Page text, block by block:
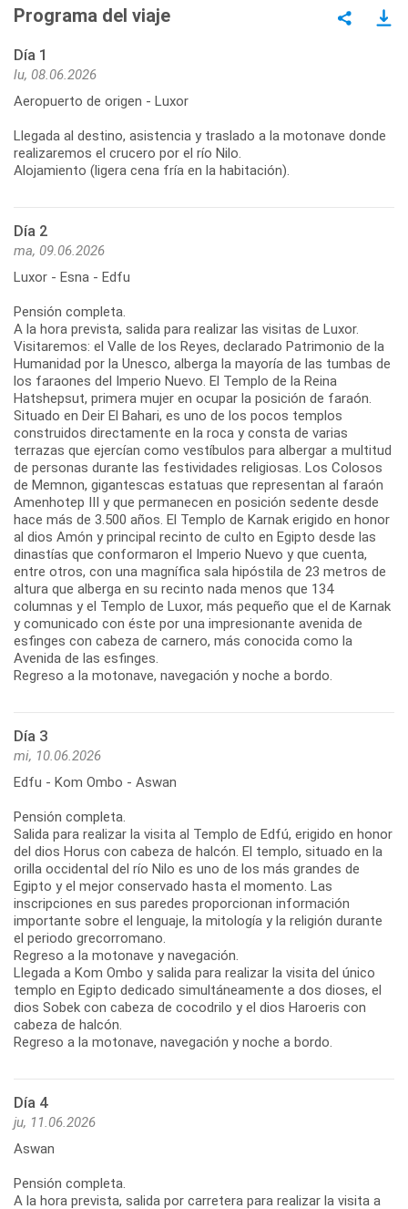
Programa del viaje
Día 1
lu, 08.06.2026
Aeropuerto de origen - Luxor
Llegada al destino, asistencia y traslado a la motonave donde
realizaremos el crucero por el río Nilo.
Alojamiento (ligera cena fría en la habitación).
Día 2
ma, 09.06.2026
Luxor - Esna - Edfu
Pensión completa.
A la hora prevista, salida para realizar las visitas de Luxor.
Visitaremos: el Valle de los Reyes, declarado Patrimonio de la
Humanidad por la Unesco, alberga la mayoría de las tumbas de
los faraones del Imperio Nuevo. El Templo de la Reina
Hatshepsut, primera mujer en ocupar la posición de faraón.
Situado en Deir El Bahari, es uno de los pocos templos
construidos directamente en la roca y consta de varias
terrazas que ejercían como vestíbulos para albergar a multitud
de personas durante las festividades religiosas. Los Colosos
de Memnon, gigantescas estatuas que representan al faraón
Amenhotep III y que permanecen en posición sedente desde
hace más de 3.500 años. El Templo de Karnak erigido en honor
al dios Amón y principal recinto de culto en Egipto desde las
dinastías que conformaron el Imperio Nuevo y que cuenta,
entre otros, con una magnífica sala hipóstila de 23 metros de
altura que alberga en su recinto nada menos que 134
columnas y el Templo de Luxor, más pequeño que el de Karnak
y comunicado con éste por una impresionante avenida de
esfinges con cabeza de carnero, más conocida como la
Avenida de las esfinges.
Regreso a la motonave, navegación y noche a bordo.
Día 3
mi, 10.06.2026
Edfu - Kom Ombo - Aswan
Pensión completa.
Salida para realizar la visita al Templo de Edfú, erigido en honor
del dios Horus con cabeza de halcón. El templo, situado en la
orilla occidental del río Nilo es uno de los más grandes de
Egipto y el mejor conservado hasta el momento. Las
inscripciones en sus paredes proporcionan información
importante sobre el lenguaje, la mitología y la religión durante
el periodo grecorromano.
Regreso a la motonave y navegación.
Llegada a Kom Ombo y salida para realizar la visita del único
templo en Egipto dedicado simultáneamente a dos dioses, el
dios Sobek con cabeza de cocodrilo y el dios Haroeris con
cabeza de halcón.
Regreso a la motonave, navegación y noche a bordo.
Día 4
ju, 11.06.2026
Aswan
Pensión completa.
A la hora prevista, salida por carretera para realizar la visita a